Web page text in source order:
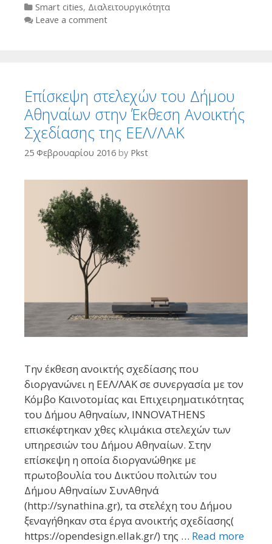
Categories
Smart cities, Διαλειτουργικότητα
Leave a comment
Επίσκεψη στελεχών του Δήμου
Αθηναίων στην Έκθεση Ανοικτής
Σχεδίασης της ΕΕΛ/ΛΑΚ
25 Φεβρουαρίου 2016 by Pkst
Την έκθεση ανοικτής σχεδίασης που
διοργανώνει η ΕΕΛ/ΛΑΚ σε συνεργασία με τον
Κόμβο Καινοτομίας και Επιχειρηματικότητας
του Δήμου Αθηναίων, INNOVATHENS
επισκέφτηκαν χθες κλιμάκια στελεχών των
υπηρεσιών του Δήμου Αθηναίων. Στην
επίσκεψη η οποία διοργανώθηκε με
πρωτοβουλία του Δικτύου πολιτών του
Δήμου Αθηναίων ΣυνΑθηνά
(http://synathina.gr), τα στελέχη του Δήμου
ξεναγήθηκαν στα έργα ανοικτής σχεδίασης(
https://opendesign.ellak.gr/) της … Read more